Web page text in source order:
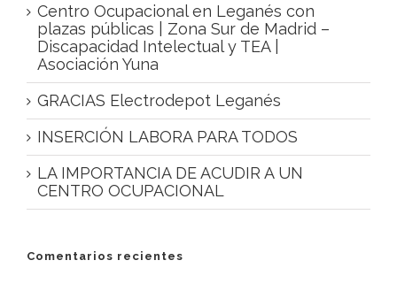
Centro Ocupacional en Leganés con
plazas públicas | Zona Sur de Madrid –
Discapacidad Intelectual y TEA |
Asociación Yuna
GRACIAS Electrodepot Leganés
INSERCIÓN LABORA PARA TODOS
LA IMPORTANCIA DE ACUDIR A UN
CENTRO OCUPACIONAL
Comentarios recientes